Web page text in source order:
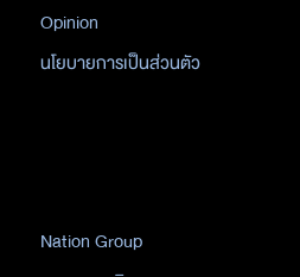
Opinion
นโยบายการเป็นส่วนตัว
Nation Group